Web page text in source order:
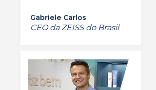
Gabriele Carlos
CEO da ZEISS do Brasil